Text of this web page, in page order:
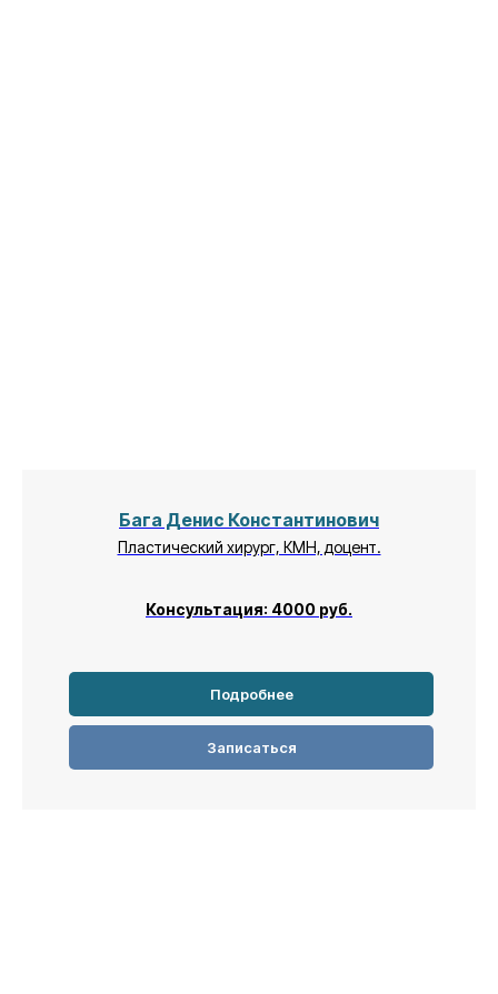
Бага Денис Константинович
Пластический хирург, КМН, доцент.
Консультация: 4000 руб.
Подробнее
Записаться